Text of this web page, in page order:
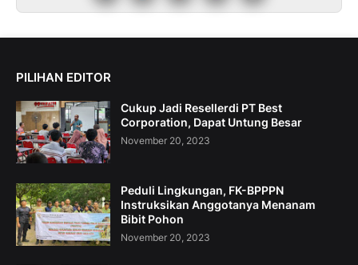
PILIHAN EDITOR
Cukup Jadi Resellerdi PT Best
Corporation, Dapat Untung Besar
November 20, 2023
Peduli Lingkungan, FK-BPPPN
Instruksikan Anggotanya Menanam
Bibit Pohon
November 20, 2023